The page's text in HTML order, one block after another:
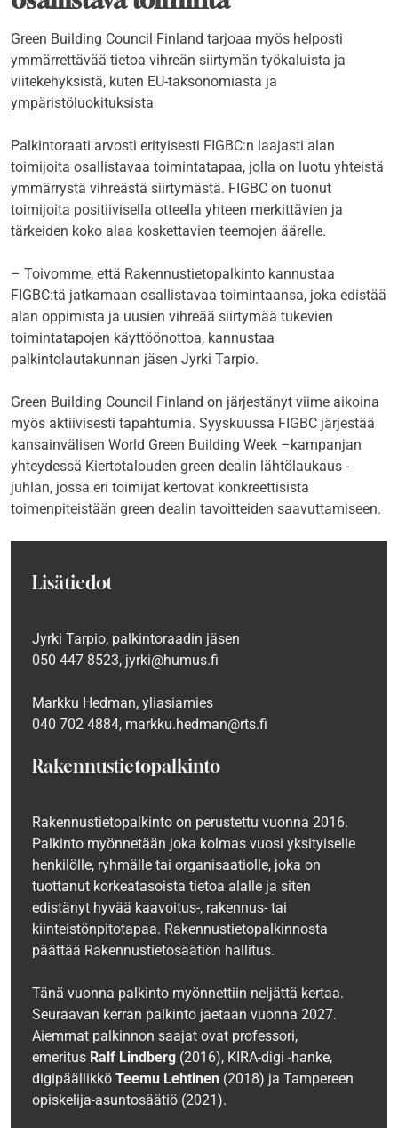
Green Building Council Finland tarjoaa myös helposti
ymmärrettävää tietoa vihreän siirtymän työkaluista ja
viitekehyksistä, kuten EU-taksonomiasta ja
ympäristöluokituksista
Palkintoraati arvosti erityisesti FIGBC:n laajasti alan
toimijoita osallistavaa toimintatapaa, jolla on luotu yhteistä
ymmärrystä vihreästä siirtymästä. FIGBC on tuonut
toimijoita positiivisella otteella yhteen merkittävien ja
tärkeiden koko alaa koskettavien teemojen äärelle.
– Toivomme, että Rakennustietopalkinto kannustaa
FIGBC:tä jatkamaan osallistavaa toimintaansa, joka edistää
alan oppimista ja uusien vihreää siirtymää tukevien
toimintatapojen käyttöönottoa, kannustaa
palkintolautakunnan jäsen Jyrki Tarpio.
Green Building Council Finland on järjestänyt viime aikoina
myös aktiivisesti tapahtumia. Syyskuussa FIGBC järjestää
kansainvälisen World Green Building Week –kampanjan
yhteydessä Kiertotalouden green dealin lähtölaukaus -
juhlan, jossa eri toimijat kertovat konkreettisista
toimenpiteistään green dealin tavoitteiden saavuttamiseen.
Lisätiedot
Jyrki Tarpio, palkintoraadin jäsen
050 447 8523, jyrki@humus.fi
Markku Hedman, yliasiamies
040 702 4884, markku.hedman@rts.fi
Rakennustietopalkinto
Rakennustietopalkinto on perustettu vuonna 2016.
Palkinto myönnetään joka kolmas vuosi yksityiselle
henkilölle, ryhmälle tai organisaatiolle, joka on
tuottanut korkeatasoista tietoa alalle ja siten
edistänyt hyvää kaavoitus-, rakennus- tai
kiinteistönpitotapaa. Rakennustietopalkinnosta
päättää Rakennustietosäätiön hallitus.
Tänä vuonna palkinto myönnettiin neljättä kertaa.
Seuraavan kerran palkinto jaetaan vuonna 2027.
Aiemmat palkinnon saajat ovat professori,
emeritus Ralf Lindberg (2016), KIRA-digi -hanke,
digipäällikkö Teemu Lehtinen (2018) ja Tampereen
opiskelija-asuntosäätiö (2021).